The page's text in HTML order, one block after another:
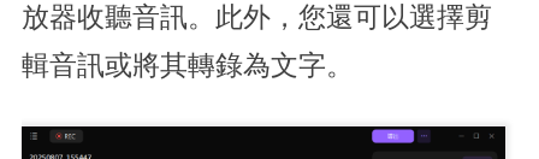
放器收聽音訊。此外，您還可以選擇剪
輯音訊或將其轉錄為文字。